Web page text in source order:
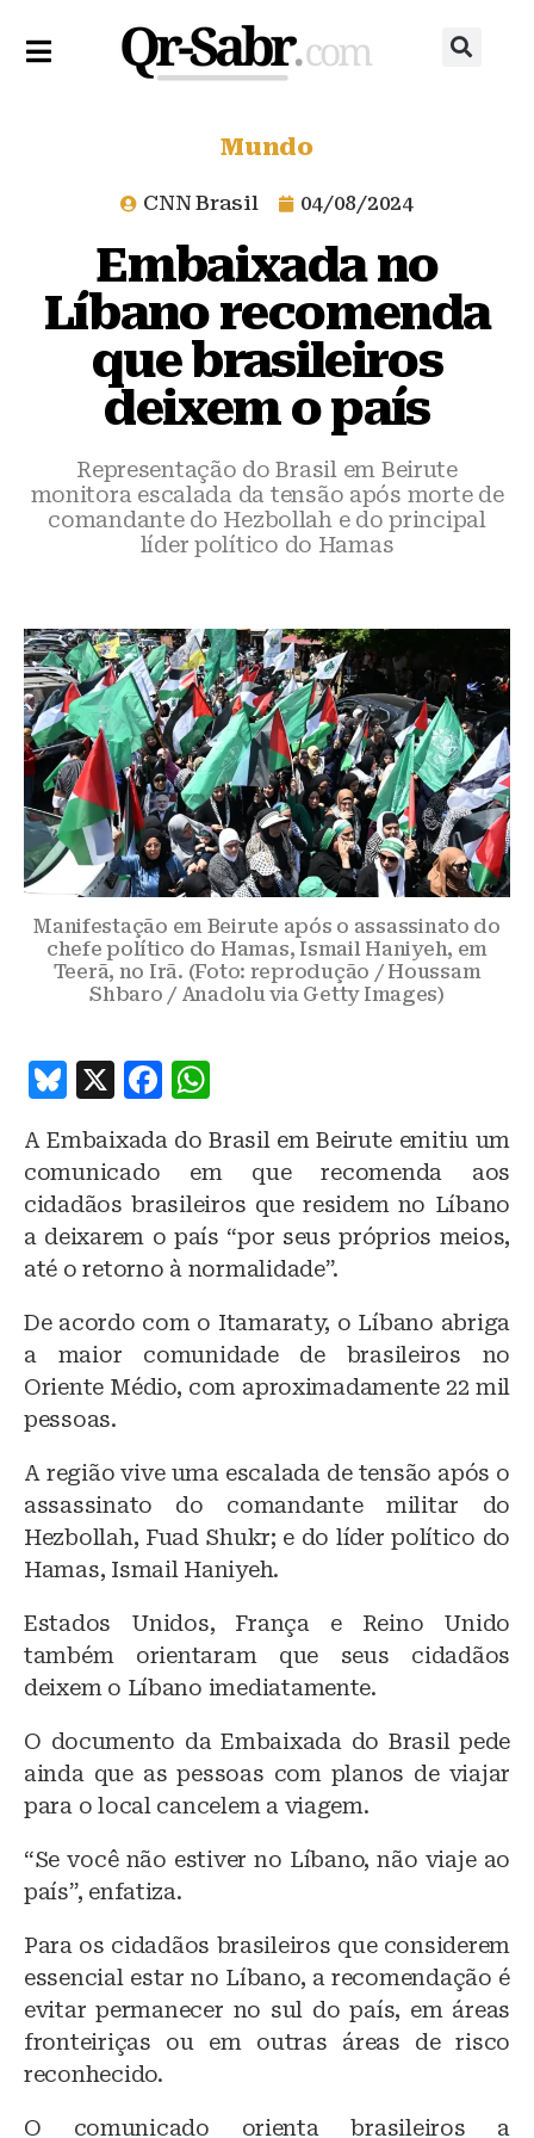
Mundo
CNN Brasil 04/08/2024
Embaixada no
Líbano recomenda
que brasileiros
deixem o país
Representação do Brasil em Beirute
monitora escalada da tensão após morte de
comandante do Hezbollah e do principal
líder político do Hamas
Manifestação em Beirute após o assassinato do
chefe político do Hamas, Ismail Haniyeh, em
Teerã, no Irã. (Foto: reprodução / Houssam
Shbaro / Anadolu via Getty Images)
B
e
s
k
y
X
F
c
e
b
o
o
k
at
s
A
p
p
A Embaixada do Brasil em Beirute emitiu um
comunicado em que recomenda aos
cidadãos brasileiros que residem no Líbano
a deixarem o país “por seus próprios meios,
até o retorno à normalidade”.
De acordo com o Itamaraty, o Líbano abriga
a maior comunidade de brasileiros no
Oriente Médio, com aproximadamente 22 mil
pessoas.
A região vive uma escalada de tensão após o
assassinato do comandante militar do
Hezbollah, Fuad Shukr; e do líder político do
Hamas, Ismail Haniyeh.
Estados Unidos, França e Reino Unido
também orientaram que seus cidadãos
deixem o Líbano imediatamente.
O documento da Embaixada do Brasil pede
ainda que as pessoas com planos de viajar
para o local cancelem a viagem.
“Se você não estiver no Líbano, não viaje ao
país”, enfatiza.
Para os cidadãos brasileiros que considerem
essencial estar no Líbano, a recomendação é
evitar permanecer no sul do país, em áreas
fronteiriças ou em outras áreas de risco
reconhecido.
O comunicado orienta brasileiros a